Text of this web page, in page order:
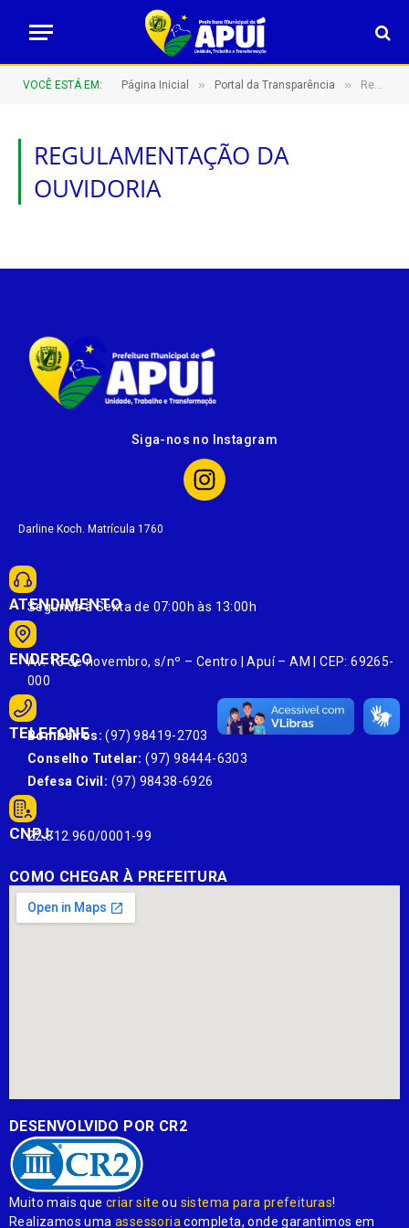
VOCÊ ESTÁ EM: Página Inicial » Portal da Transparência » Regulamentação da Ouvidoria
REGULAMENTAÇÃO DA
OUVIDORIA
Siga-nos no Instagram
Darline Koch. Matrícula 1760
ATENDIMENTO
Segunda à Sexta de 07:00h às 13:00h
ENDEREÇO
Av. 13 de novembro, s/nº – Centro | Apuí – AM | CEP: 69265-
000
TELEFONE
Bombeiros: (97) 98419-2703
Conselho Tutelar: (97) 98444-6303
Defesa Civil: (97) 98438-6926
CNPJ:
22.812.960/0001-99
COMO CHEGAR À PREFEITURA
DESENVOLVIDO POR CR2
Muito mais quecriar site ou sistema para prefeituras!
Realizamos umaassessoria completa, onde garantimos em